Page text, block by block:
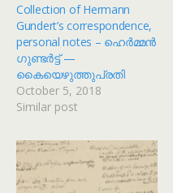
Collection of Hermann
Gundert’s correspondence,
personal notes – ഹെർമ്മൻ
ഗുണ്ടർട്ട് —
കൈയെഴുത്തുപ്രതി
October 5, 2018
Similar post